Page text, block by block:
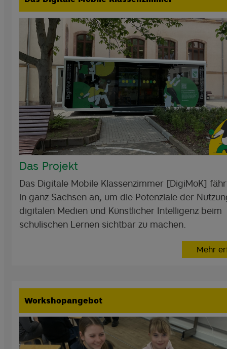
Das Projekt
Das Digitale Mobile Klassenzimmer [DigiMoK]
in ganz Sachsen an, um die Potenziale der
digitalen Medien und Künstlicher Intelligenz beim
schulischen Lernen sichtbar zu machen.
Mehr
Workshopangebot